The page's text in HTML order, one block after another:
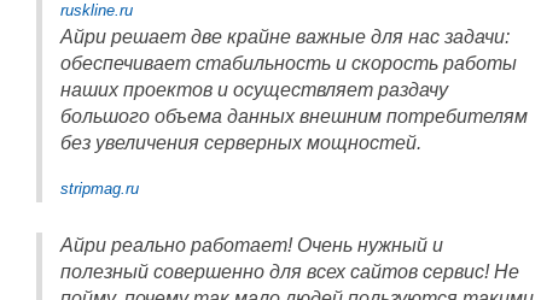
ruskline.ru
Айри решает две крайне важные для нас задачи:
обеспечивает стабильность и скорость работы
наших проектов и осуществляет раздачу
большого объема данных внешним потребителям
без увеличения серверных мощностей.
stripmag.ru
Айри реально работает! Очень нужный и
полезный совершенно для всех сайтов сервис! Не